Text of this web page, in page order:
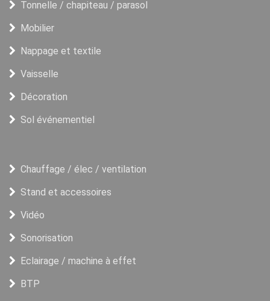
Tonnelle / chapiteau / parasol
Mobilier
Nappage et textile
Vaisselle
Décoration
Sol événementiel
Chauffage / élec / ventilation
Stand et accessoires
Vidéo
Sonorisation
Eclairage / machine à effet
BTP